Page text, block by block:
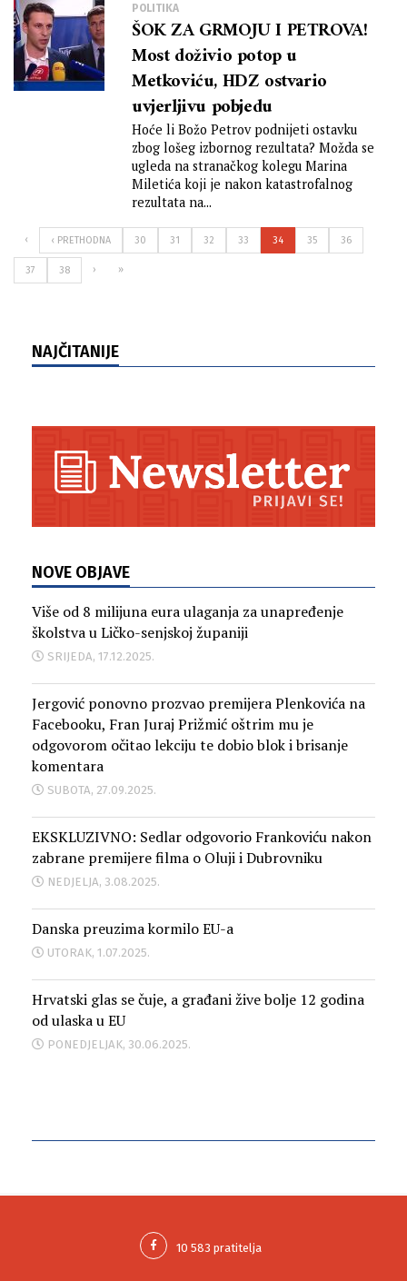
POLITIKA
ŠOK ZA GRMOJU I PETROVA!
Most doživio potop u
Metkoviću, HDZ ostvario
uvjerljivu pobjedu
Hoće li Božo Petrov podnijeti ostavku
zbog lošeg izbornog rezultata? Možda se
ugleda na stranačkog kolegu Marina
Miletića koji je nakon katastrofalnog
rezultata na...
‹ ‹ PRETHODNA 30 31 32 33 34 35 36
37 38 › »
NAJČITANIJE
NOVE OBJAVE
Više od 8 milijuna eura ulaganja za unapređenje
školstva u Ličko-senjskoj županiji
SRIJEDA, 17.12.2025.
Jergović ponovno prozvao premijera Plenkovića na
Facebooku, Fran Juraj Prižmić oštrim mu je
odgovorom očitao lekciju te dobio blok i brisanje
komentara
SUBOTA, 27.09.2025.
EKSKLUZIVNO: Sedlar odgovorio Frankoviću nakon
zabrane premijere filma o Oluji i Dubrovniku
NEDJELJA, 3.08.2025.
Danska preuzima kormilo EU-a
UTORAK, 1.07.2025.
Hrvatski glas se čuje, a građani žive bolje 12 godina
od ulaska u EU
PONEDJELJAK, 30.06.2025.